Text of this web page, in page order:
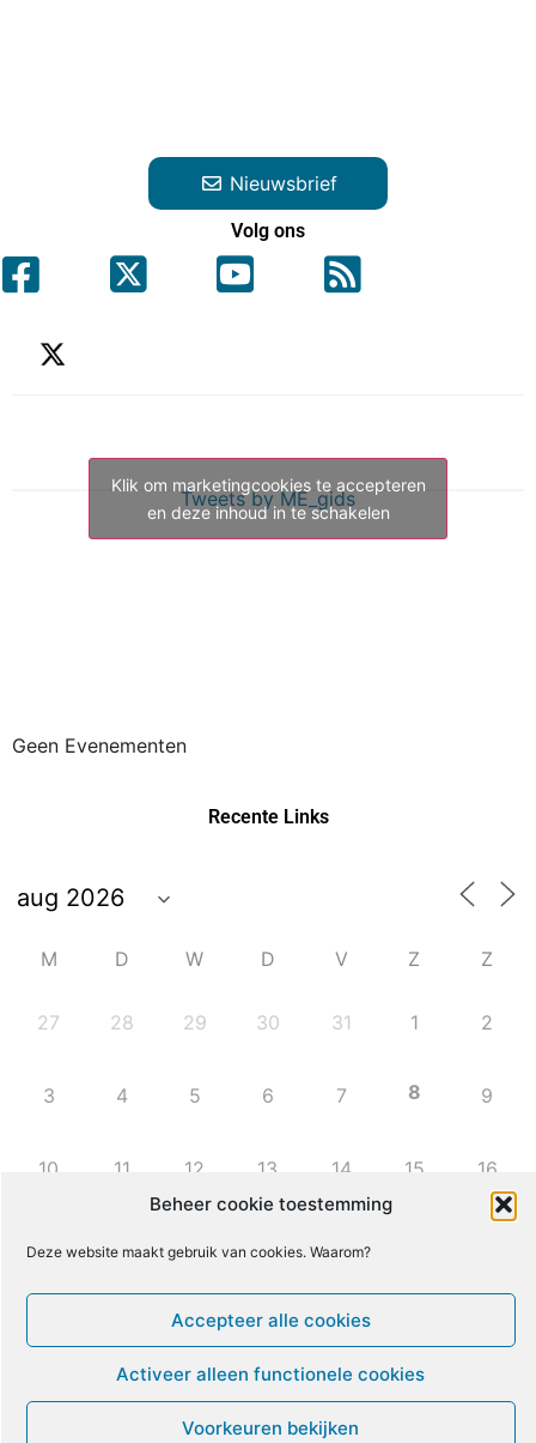
Beheer cookie toestemming
Deze website maakt gebruik van cookies. Waarom?
Accepteer alle cookies
Activeer alleen functionele cookies
Voorkeuren bekijken
Nieuwsbrief
Volg ons
Tweets by ME_gids
Klik om marketingcookies te accepteren
en deze inhoud in te schakelen
Geen Evenementen
Recente Links
M D W D V Z Z
27 28 29 30 31 1 2
3 4 5 6 7 8 9
10 11 12 13 14 15 16
19 20
26 27 28
1 2 3 4 5